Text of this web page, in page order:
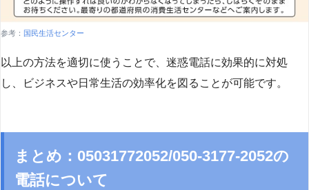
参考： 国民生活センター
以上の方法を適切に使うことで、迷惑電話に効果的に対処
し、ビジネスや日常生活の効率化を図ることが可能です。
まとめ：05031772052/050-3177-2052の
電話について